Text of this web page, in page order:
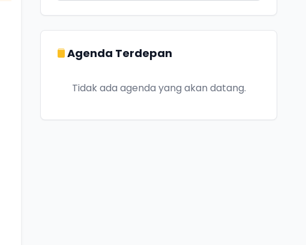
Agenda Terdepan
Tidak ada agenda yang akan datang.